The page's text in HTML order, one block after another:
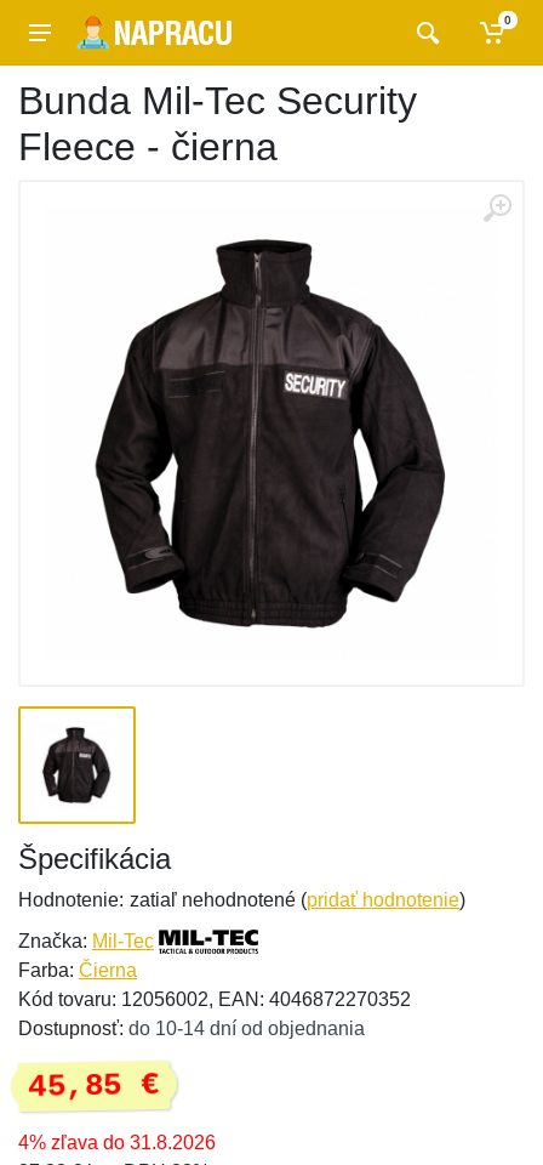
0
Bunda Mil-Tec Security
Fleece - čierna
Špecifikácia
Hodnotenie: zatiaľ nehodnotené (pridať hodnotenie)
Značka: Mil-Tec
Farba: Čierna
Kód tovaru: 12056002, EAN: 4046872270352
Dostupnosť: do 10-14 dní od objednania
45,85 €
4% zľava do 31.8.2026